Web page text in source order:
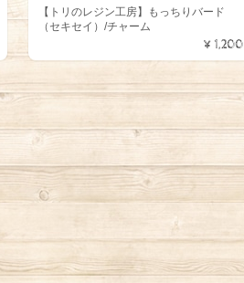
【トリのレジン工房】もっちりバード
（セキセイ）/チャーム
¥1,200